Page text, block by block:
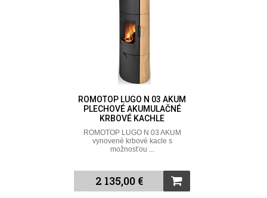
ROMOTOP LUGO N 03 AKUM
PLECHOVÉ AKUMULAČNÉ
KRBOVÉ KACHLE
ROMOTOP LUGO N 03 AKUM
vynovené krbové kacle s
možnosťou ...
2 135,00 €